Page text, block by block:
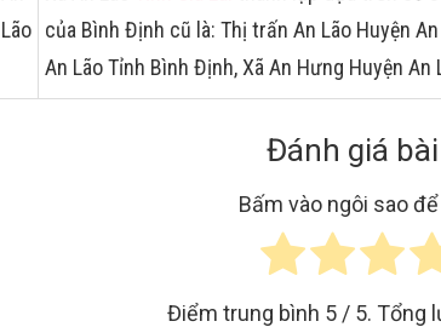
Lão của Bình Định cũ là: Thị trấn An Lão Huyện
An Lão Tỉnh Bình Định, Xã An Hưng Huyện An
Đánh giá
Bấm vào ngôi sao
Điểm trung bình 5 / 5. Tổng